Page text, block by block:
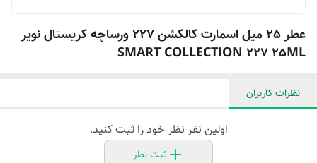
عطر 25 میل اسمارت کالکشن 227 ورساچه کریستال نویر
SMART COLLECTION 227 25ML
نظرات کاربران
اولین نفر نظر خود را ثبت کنید.
ثبت نظر